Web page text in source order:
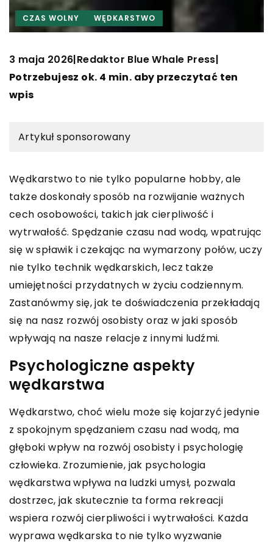
CZAS WOLNY WĘDKARSTWO
3 maja 2026|Redaktor Blue Whale Press|
Potrzebujesz ok. 4 min. aby przeczytać ten
wpis
Artykuł sponsorowany
Wędkarstwo to nie tylko popularne hobby, ale
także doskonały sposób na rozwijanie ważnych
cech osobowości, takich jak cierpliwość i
wytrwałość. Spędzanie czasu nad wodą, wpatrując
się w spławik i czekając na wymarzony połów, uczy
nie tylko technik wędkarskich, lecz także
umiejętności przydatnych w życiu codziennym.
Zastanówmy się, jak te doświadczenia przekładają
się na nasz rozwój osobisty oraz w jaki sposób
wpływają na nasze relacje z innymi ludźmi.
Psychologiczne aspekty
wędkarstwa
Wędkarstwo, choć wielu może się kojarzyć jedynie
z spokojnym spędzaniem czasu nad wodą, ma
głęboki wpływ na rozwój osobisty i psychologię
człowieka. Zrozumienie, jak psychologia
wędkarstwa wpływa na ludzki umysł, pozwala
dostrzec, jak skutecznie ta forma rekreacji
wspiera rozwój cierpliwości i wytrwałości. Każda
wyprawa wędkarska to nie tylko wyzwanie